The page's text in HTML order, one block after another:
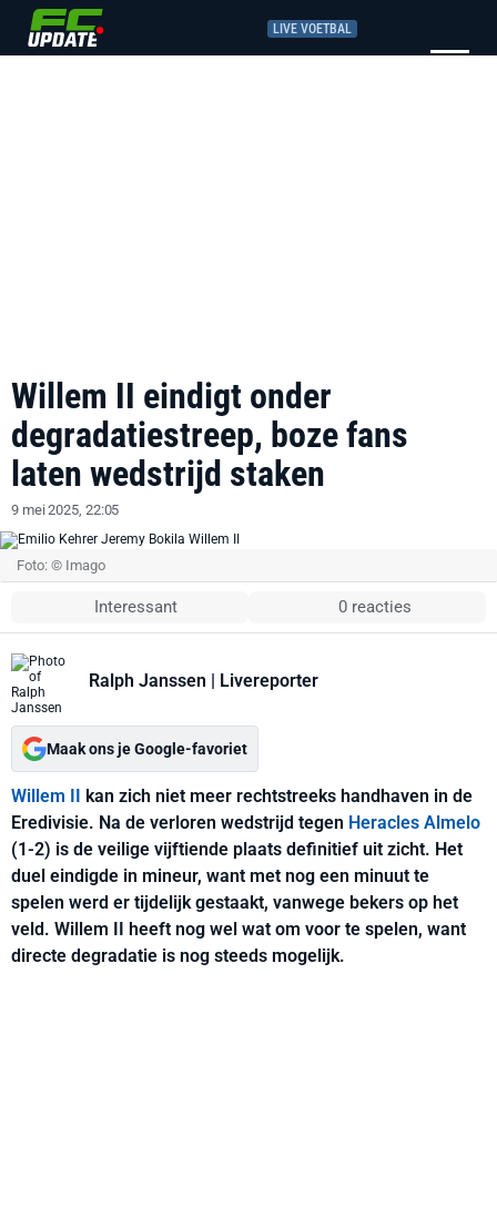
LIVE VOETBAL
Willem II eindigt onder
degradatiestreep, boze fans
laten wedstrijd staken
9 mei 2025, 22:05
Foto: © Imago
Interessant 0 reacties
Ralph Janssen | Livereporter
Maak ons je Google-favoriet
Willem II kan zich niet meer rechtstreeks handhaven in de
Eredivisie. Na de verloren wedstrijd tegen Heracles Almelo
(1-2) is de veilige vijftiende plaats definitief uit zicht. Het
duel eindigde in mineur, want met nog een minuut te
spelen werd er tijdelijk gestaakt, vanwege bekers op het
veld. Willem II heeft nog wel wat om voor te spelen, want
directe degradatie is nog steeds mogelijk.